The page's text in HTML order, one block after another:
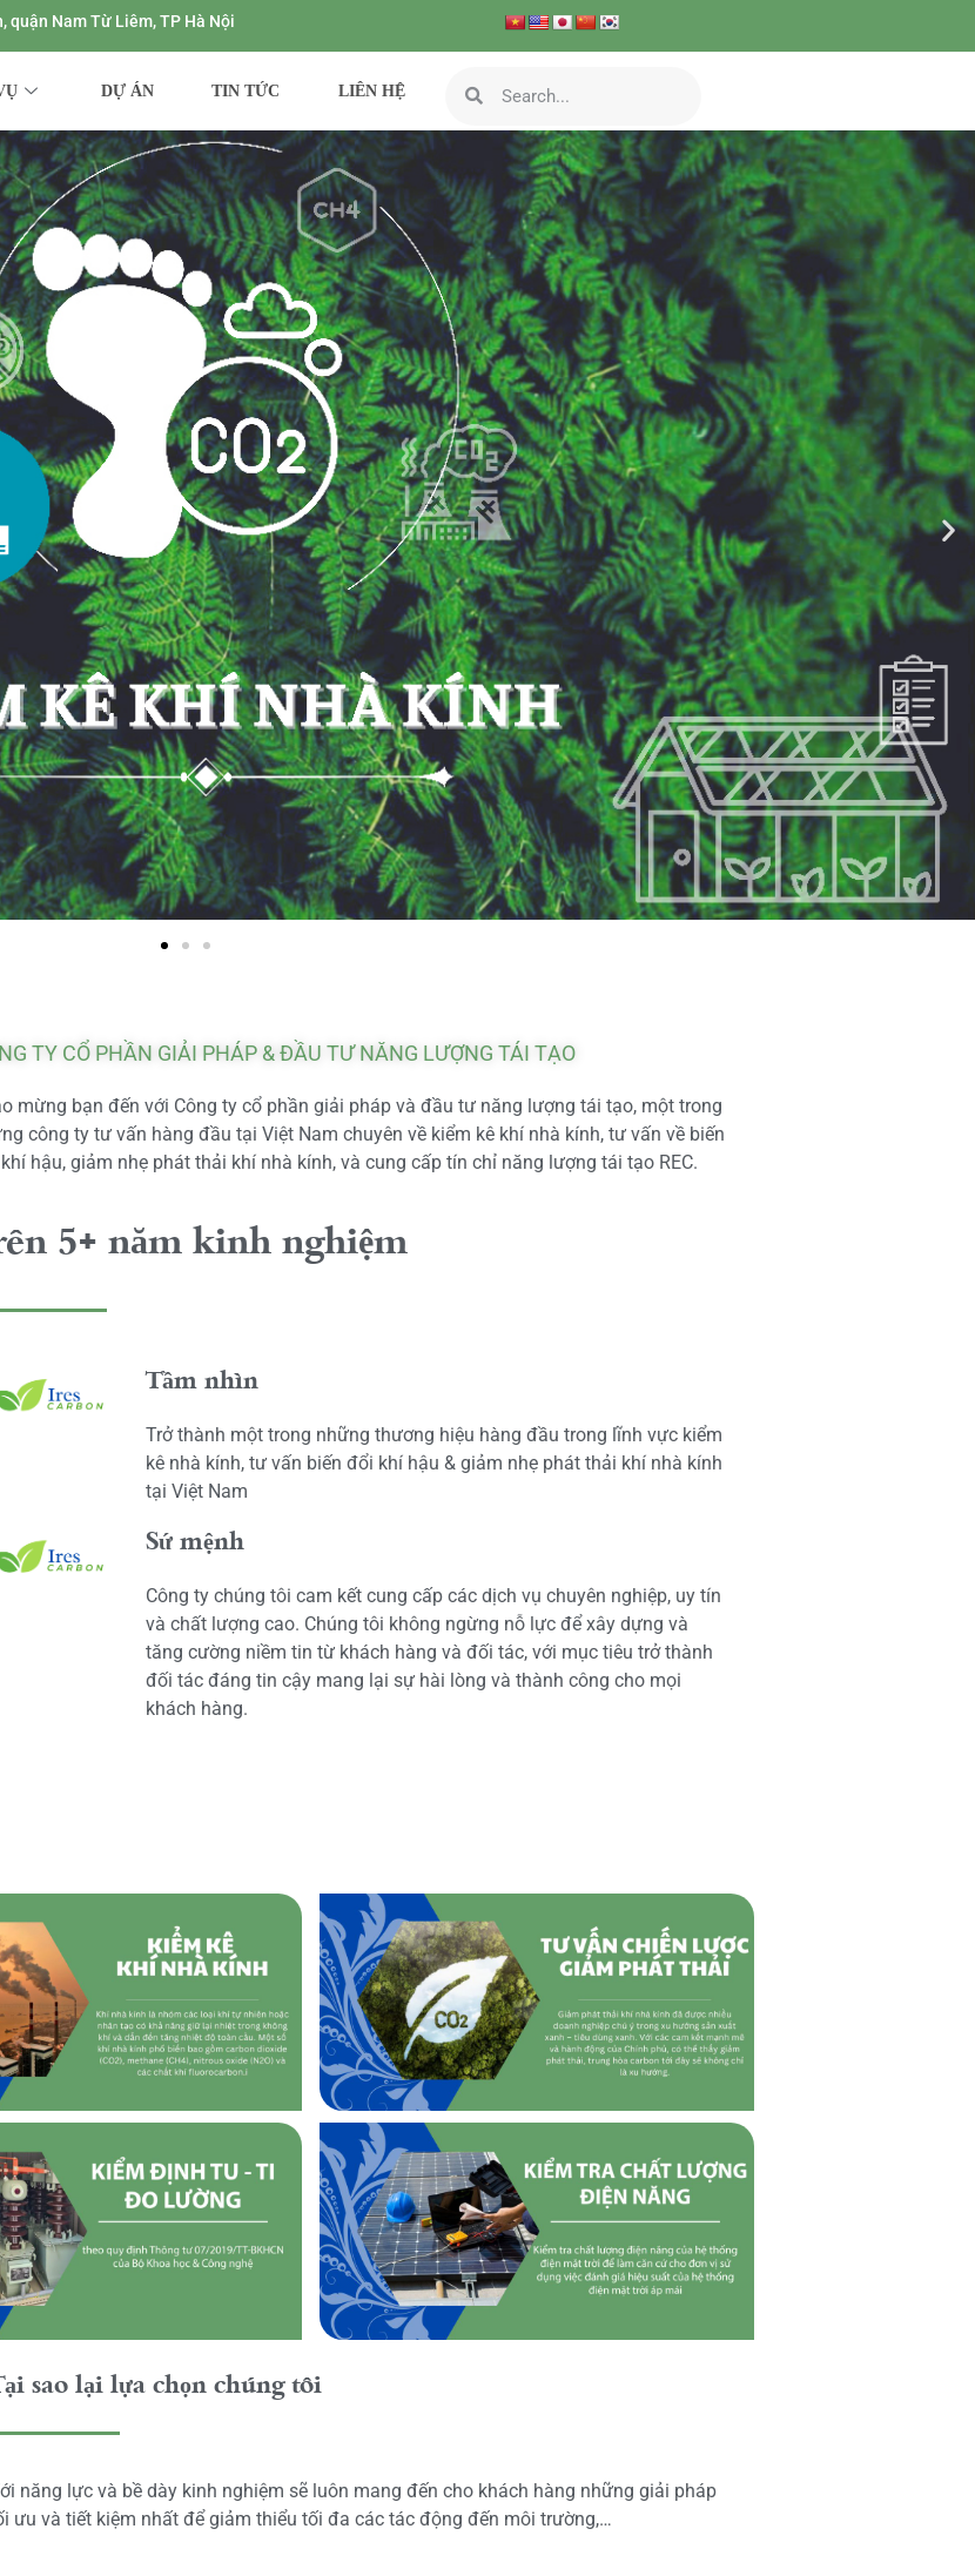
quận Nam Từ Liêm, TP Hà Nội
DỰ ÁN TIN TỨC LIÊN HỆ
TY CỔ PHẦN GIẢI PHÁP & ĐẦU TƯ NĂNG LƯỢNG TÁI TẠO
mừng bạn đến với Công ty cổ phần giải pháp và đầu tư năng lượng tái tạo, một trong
công ty tư vấn hàng đầu tại Việt Nam chuyên về kiểm kê khí nhà kính, tư vấn về biến
hậu, giảm nhẹ phát thải khí nhà kính, và cung cấp tín chỉ năng lượng tái tạo REC.
5+ năm kinh nghiệm
Tầm nhìn
Trở thành một trong những thương hiệu hàng đầu trong lĩnh vực kiểm
kê nhà kính, tư vấn biến đổi khí hậu & giảm nhẹ phát thải khí nhà kính
tại Việt Nam
Sứ mệnh
Công ty chúng tôi cam kết cung cấp các dịch vụ chuyên nghiệp, uy tín
và chất lượng cao. Chúng tôi không ngừng nỗ lực để xây dựng và
tăng cường niềm tin từ khách hàng và đối tác, với mục tiêu trở thành
đối tác đáng tin cậy mang lại sự hài lòng và thành công cho mọi
khách hàng.
sao lại lựa chọn chúng tôi
năng lực và bề dày kinh nghiệm sẽ luôn mang đến cho khách hàng những giải pháp
ưu và tiết kiệm nhất để giảm thiểu tối đa các tác động đến môi trường,…